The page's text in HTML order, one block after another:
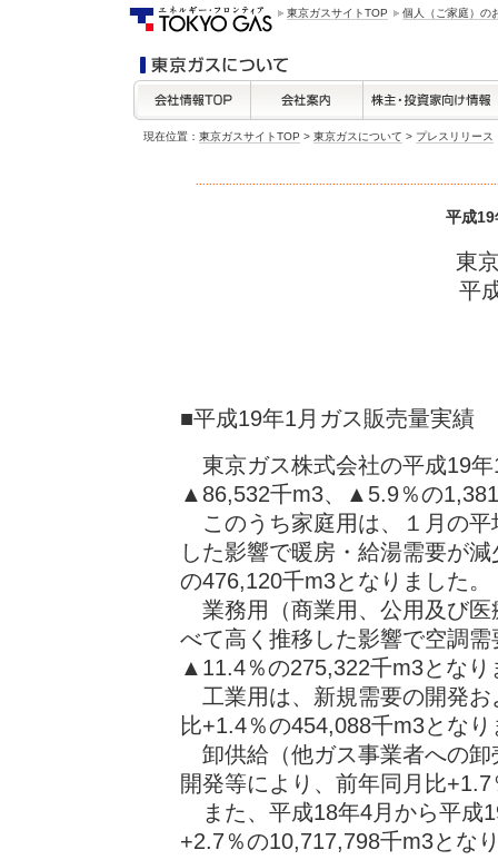
東京ガスサイトTOP 個人（ご家庭）の
現在位置： 東京ガスサイトTOP > 東京ガスについて > プレスリリース
平成
東
平
■平成19年1月ガス販売量実績
東京ガス株式会社の平成19
▲86,532千m3、▲5.9％の
このうち家庭用は、１月の
した影響で暖房・給湯需要が
の476,120千m3となりました。
業務用（商業用、公用及び医
べて高く推移した影響で空調
▲11.4％の275,322千m3となり
工業用は、新規需要の開発お
比+1.4％の454,088千m3となり
卸供給（他ガス事業者への卸
開発等により、前年同月比
また、平成18年4月から平成
+2.7％の10,717,798千m3とな